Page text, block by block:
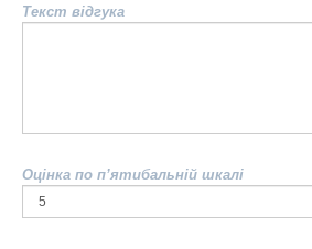
Текст відгука
Оцінка по п’ятибальній шкалі